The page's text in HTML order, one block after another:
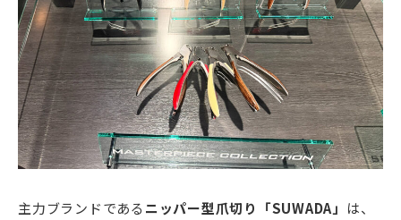
主力ブランドである ニッパー型爪切り「SUWADA」 は、